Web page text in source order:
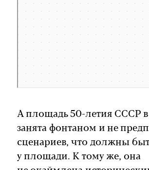
А площадь 50-летия СССР
занята фонтаном и не
сценариев, что должны
у площади. К тому же, она